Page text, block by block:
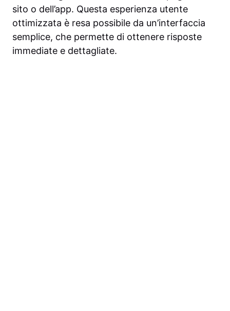
sito o dell’app. Questa esperienza utente
ottimizzata è resa possibile da un’interfaccia
semplice, che permette di ottenere risposte
immediate e dettagliate.